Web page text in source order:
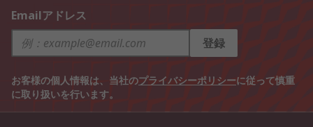
Emailアドレス
登録
お客様の個人情報は、当社のプライバシーポリシーに従って慎重
に取り扱いを行います。